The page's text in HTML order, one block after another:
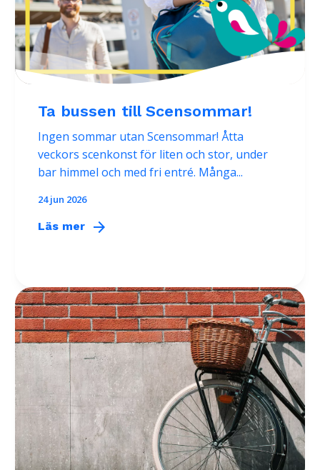
Ta bussen till Scensommar!
Ingen sommar utan Scensommar! Åtta
veckors scenkonst för liten och stor, under
bar himmel och med fri entré. Många...
24 jun 2026
Läs mer arrow_forward